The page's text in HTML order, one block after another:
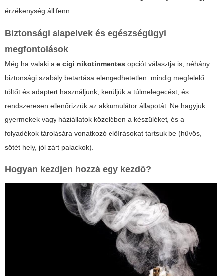
érzékenység áll fenn.
Biztonsági alapelvek és egészségügyi
megfontolások
Még ha valaki a e cigi nikotinmentes opciót választja is, néhány
biztonsági szabály betartása elengedhetetlen: mindig megfelelő
töltőt és adaptert használjunk, kerüljük a túlmelegedést, és
rendszeresen ellenőrizzük az akkumulátor állapotát. Ne hagyjuk
gyermekek vagy háziállatok közelében a készüléket, és a
folyadékok tárolására vonatkozó előírásokat tartsuk be (hűvös,
sötét hely, jól zárt palackok).
Hogyan kezdjen hozzá egy kezdő?